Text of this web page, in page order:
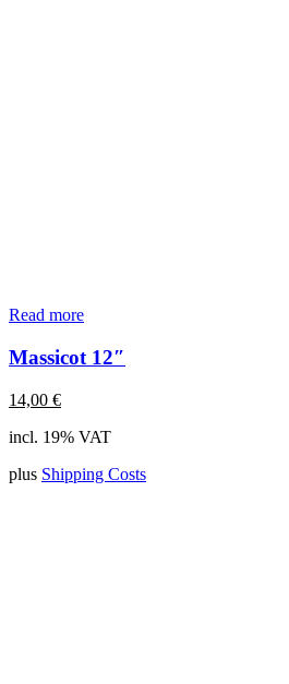
Read more
Massicot 12″
14,00 €
incl. 19% VAT
plus Shipping Costs